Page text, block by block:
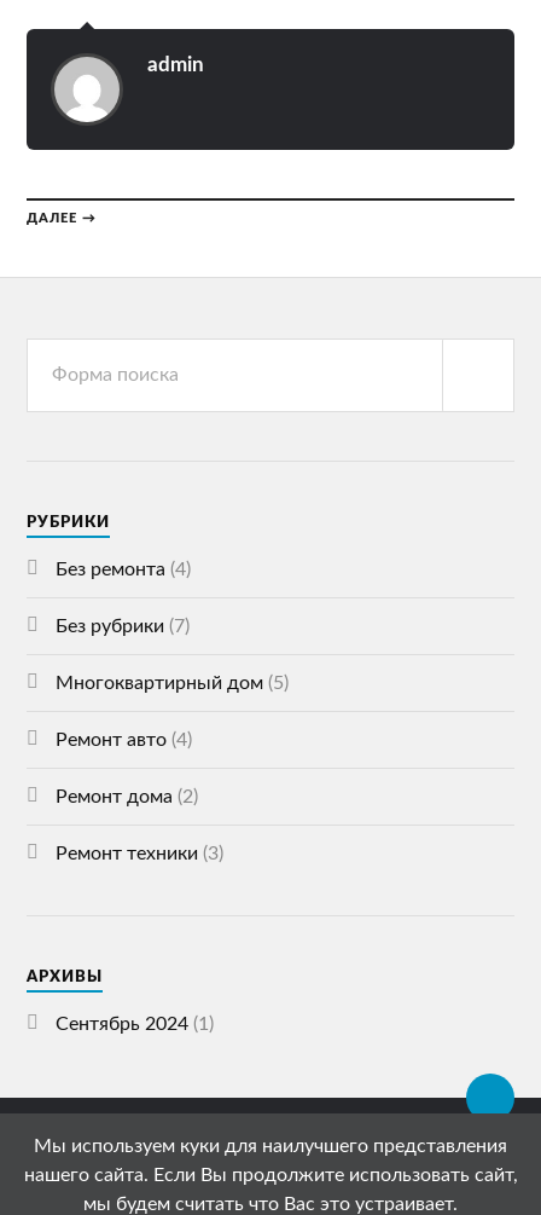
admin
ДАЛЕЕ →
РУБРИКИ
Без ремонта (4)
Без рубрики (7)
Многоквартирный дом (5)
Ремонт авто (4)
Ремонт дома (2)
Ремонт техники (3)
АРХИВЫ
Сентябрь 2024 (1)
© 2026СПЕЦСТРОЙ ГАЗЕТА
АДРЕС: 119072, РОССИЯ, МОСКВА, УЛИЦА
ЩЕПКИНА, 51/4С1
Мы используем куки для наилучшего представления
нашего сайта. Если Вы продолжите использовать сайт,
мы будем считать что Вас это устраивает.